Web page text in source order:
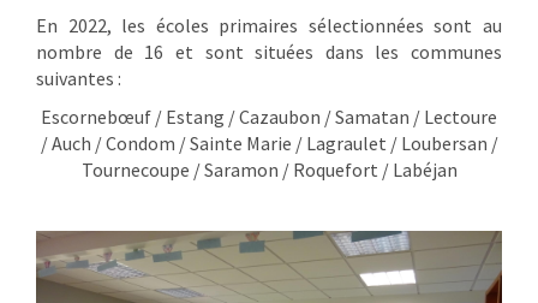
En 2022, les écoles primaires sélectionnées sont au
nombre de 16 et sont situées dans les communes
suivantes :
Escornebœuf / Estang / Cazaubon / Samatan / Lectoure
/ Auch / Condom / Sainte Marie / Lagraulet / Loubersan /
Tournecoupe / Saramon / Roquefort / Labéjan